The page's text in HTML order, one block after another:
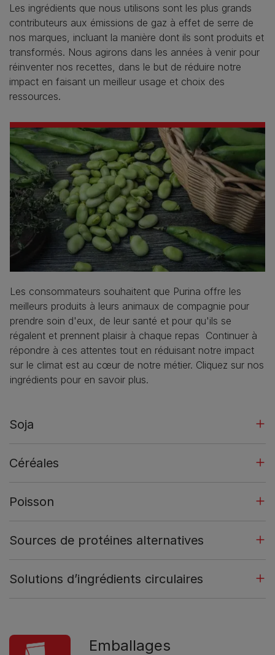
Les ingrédients que nous utilisons sont les plus grands
contributeurs aux émissions de gaz à effet de serre de
nos marques, incluant la manière dont ils sont produits et
transformés. Nous agirons dans les années à venir pour
réinventer nos recettes, dans le but de réduire notre
impact en faisant un meilleur usage et choix des
ressources.
Les consommateurs souhaitent que Purina offre les
meilleurs produits à leurs animaux de compagnie pour
prendre soin d'eux, de leur santé et pour qu'ils se
régalent et prennent plaisir à chaque repas Continuer à
répondre à ces attentes tout en réduisant notre impact
sur le climat est au cœur de notre métier. Cliquez sur nos
ingrédients pour en savoir plus.
Soja
Céréales
Poisson
Sources de protéines alternatives
Solutions d’ingrédients circulaires
Emballages